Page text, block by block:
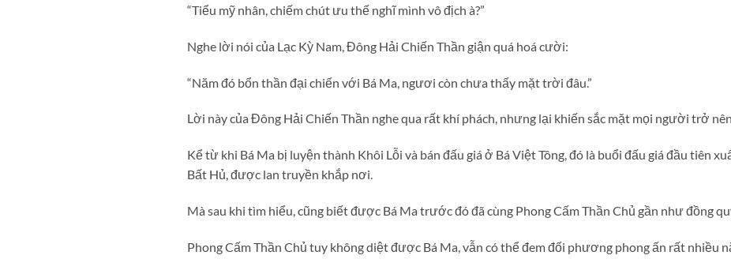
“Tiểu mỹ nhân, chiếm chút ưu thế nghĩ mình vô địch à?”
Nghe lời nói của Lạc Kỳ Nam, Đông Hải Chiến Thần giận quá hoá cười:
“Năm đó bổn thần đại chiến với Bá Ma, ngươi còn chưa thấy mặt trời đâu.”
Lời này của Đông Hải Chiến Thần nghe qua rất khí phách, nhưng lại khiến sắc mặt mọi người trở
Kể từ khi Bá Ma bị luyện thành Khôi Lỗi và bán đấu giá ở Bá Việt Tông, đó là buổi đấu giá đầu tiên
Bất Hủ, được lan truyền khắp nơi.
Mà sau khi tìm hiểu, cũng biết được Bá Ma trước đó đã cùng Phong Cấm Thần Chủ gần như đồng
Phong Cấm Thần Chủ tuy không diệt được Bá Ma, vẫn có thể đem đối phương phong ấn rất nhiều